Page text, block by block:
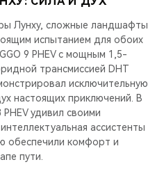
Лунху, сложные ландшафты
испытанием для обоих
9 PHEV с мощным 1,5-
трансмиссией DHT
исключительную
настоящих приключений. В
удивил своими
ассистенты
обеспечили комфорт и
пути.